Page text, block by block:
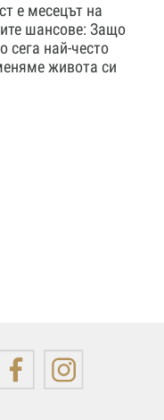
е месецът на
шансове: Защо
сега най-често
живота си